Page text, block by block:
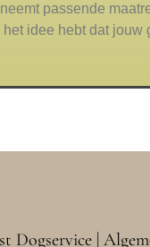
passende
idee hebt dat
Dogservice |